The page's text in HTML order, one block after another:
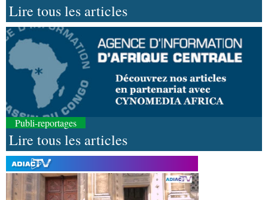
Lire tous les articles
Publi-reportages
Lire tous les articles
08-08-2026 16:30
SociétéLutte contre les épidémies : les employés
de la maison de retraite Kambissi en formation